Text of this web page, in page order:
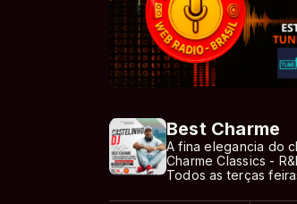
Best Charme
A fina elegancia do
Charme Classics -
Todos as terças